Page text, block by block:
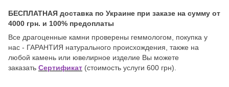
БЕСПЛАТНАЯ доставка по Украине при заказе на сумму от
4000 грн. и 100% предоплаты
Все драгоценные камни проверены геммологом, покупка у
нас - ГАРАНТИЯ натурального происхождения, также на
любой камень или ювелирное изделие Вы можете
заказать Сертификат (стоимость услуги 600 грн).